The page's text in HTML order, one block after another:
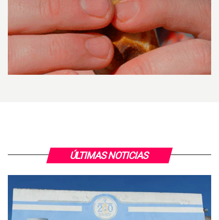
ÚLTIMAS NOTICIAS